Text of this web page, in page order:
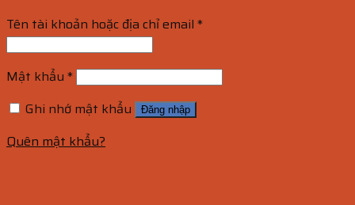
Tên tài khoản hoặc địa chỉ email *
Mật khẩu *
Ghi nhớ mật khẩu
Đăng nhập
Quên mật khẩu?